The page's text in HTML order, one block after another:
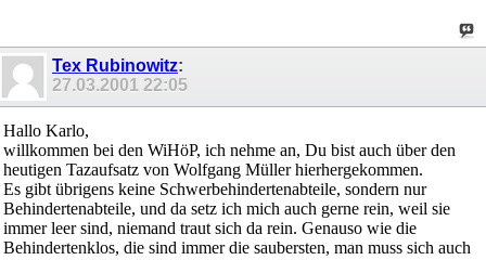
Tex Rubinowitz:
27.03.2001 22:05
Hallo Karlo,
willkommen bei den WiHöP, ich nehme an, Du bist auch über den
heutigen Tazaufsatz von Wolfgang Müller hierhergekommen.
Es gibt übrigens keine Schwerbehindertenabteile, sondern nur
Behindertenabteile, und da setz ich mich auch gerne rein, weil sie
immer leer sind, niemand traut sich da rein. Genauso wie die
Behindertenklos, die sind immer die saubersten, man muss sich auch